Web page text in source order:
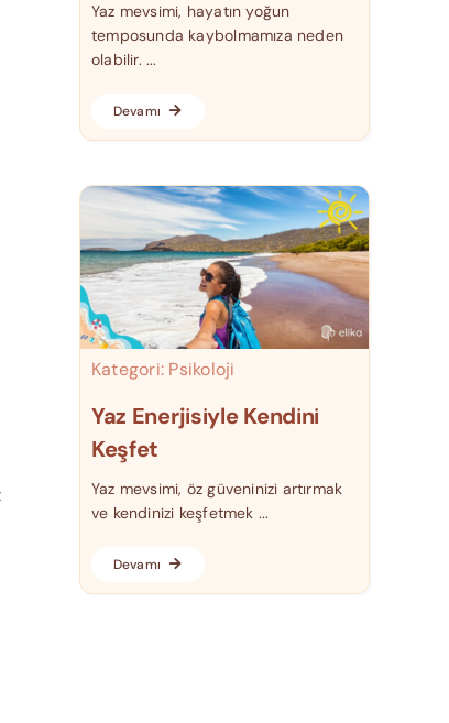
Yaz mevsimi, hayatın yoğun
temposunda kaybolmamıza neden
olabilir. ...
Devamı
Kategori: Psikoloji
Yaz Enerjisiyle Kendini
Keşfet
Yaz mevsimi, öz güveninizi artırmak
ve kendinizi keşfetmek ...
Devamı